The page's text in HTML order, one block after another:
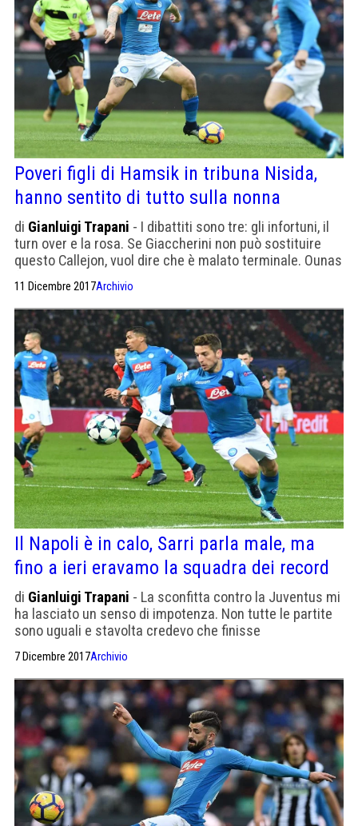
Poveri figli di Hamsik in tribuna Nisida,
hanno sentito di tutto sulla nonna
di Gianluigi Trapani - I dibattiti sono tre: gli infortuni, il
turn over e la rosa. Se Giaccherini non può sostituire
questo Callejon, vuol dire che è malato terminale. Ounas
11 Dicembre 2017Archivio
Il Napoli è in calo, Sarri parla male, ma
fino a ieri eravamo la squadra dei record
di Gianluigi Trapani - La sconfitta contro la Juventus mi
ha lasciato un senso di impotenza. Non tutte le partite
sono uguali e stavolta credevo che finisse
diversamente
7 Dicembre 2017Archivio